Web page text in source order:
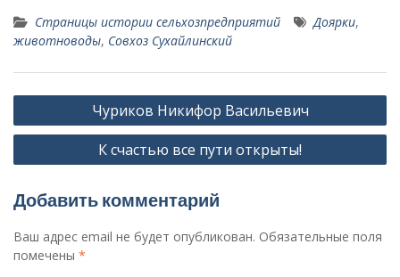
Страницы истории сельхозпредприятий Доярки,
животноводы, Совхоз Сухайлинский
Навигация
по
Чуриков Никифор Васильевич
К счастью все пути открыты!
Добавить комментарий
Ваш адрес email не будет опубликован. Обязательные поля
помечены *